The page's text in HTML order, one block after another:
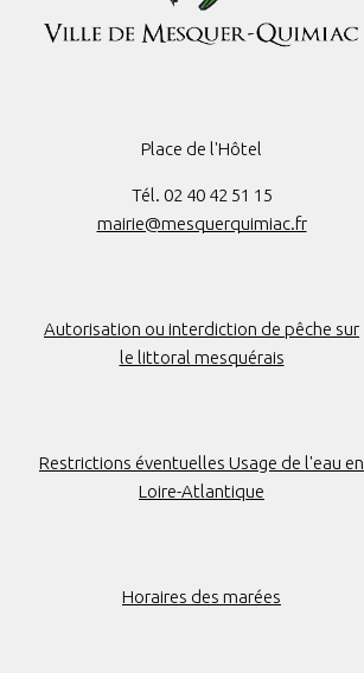
Place de l'Hôtel
Tél. 02 40 42 51 15
mairie@mesquerquimiac.fr
Autorisation ou interdiction de pêche sur
le littoral mesquérais
Restrictions éventuelles Usage de l'eau en
Loire-Atlantique
Horaires des marées